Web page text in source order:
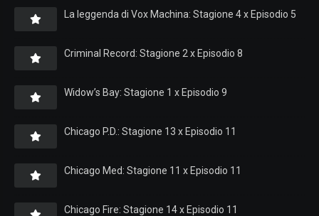
La leggenda di Vox Machina: Stagione 4 x Episodio 5
Criminal Record: Stagione 2 x Episodio 8
Widow’s Bay: Stagione 1 x Episodio 9
Chicago P.D.: Stagione 13 x Episodio 11
Chicago Med: Stagione 11 x Episodio 11
Chicago Fire: Stagione 14 x Episodio 11